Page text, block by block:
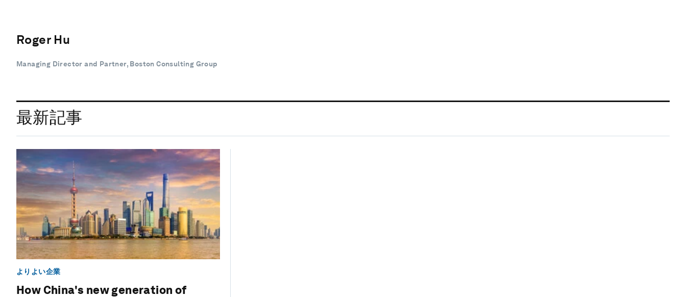
Roger Hu
Managing Director and Partner, Boston Consulting Group
最新記事
よりよい企業
How China's new generation of